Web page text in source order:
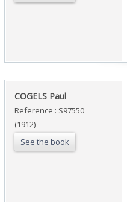
‎COGELS Paul‎
Reference : S97550
(1912)
See the book